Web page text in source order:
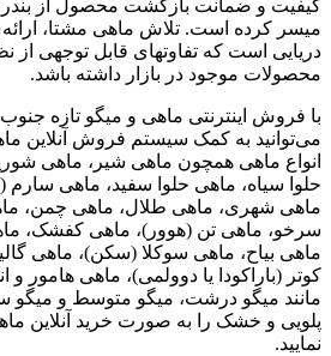
کیفیت و ضمانت بازگشت محصول از
میسر کرده است. تلاش ماهی مشتا،
دریایی است که تفاوتهای قابل توجهی از
محصولات موجود در بازار داشته باشد.
با فروش اینترنتی ماهی و میگو تازه
می‌توانید به کمک سیستم فروش آنلاین
انواع ماهی همچون ماهی شیر، ماهی
حلوا سیاه، ماهی حلوا سفید، ماهی سارم
ماهی شهری، ماهی طلال، ماهی چمن،
سرخو، ماهی تن (هوور)، ماهی کفشک،
ماهی بیاح، ماهی سوکلا (سکن)، ماهی
کوتر (باراکودا یا دوولمی)، ماهی هامور و
مانند میگو درشت، میگو متوسط و میگو
پلویی و خشک را به صورت خرید آنلاین
نمایید.